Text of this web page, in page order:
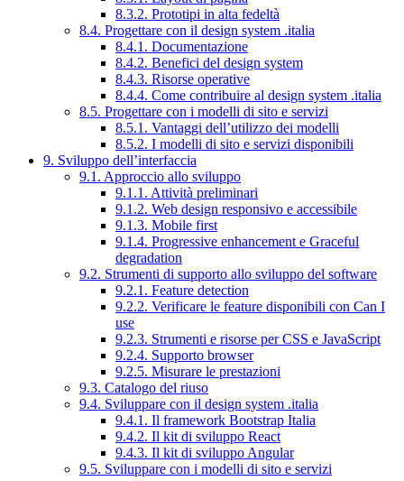
8.3.2. Prototipi in alta fedeltà
8.4. Progettare con il design system .italia
8.4.1. Documentazione
8.4.2. Benefici del design system
8.4.3. Risorse operative
8.4.4. Come contribuire al design system .italia
8.5. Progettare con i modelli di sito e servizi
8.5.1. Vantaggi dell’utilizzo dei modelli
8.5.2. I modelli di sito e servizi disponibili
9. Sviluppo dell’interfaccia
9.1. Approccio allo sviluppo
9.1.1. Attività preliminari
9.1.2. Web design responsivo e accessibile
9.1.3. Mobile first
9.1.4. Progressive enhancement e Graceful
degradation
9.2. Strumenti di supporto allo sviluppo del software
9.2.1. Feature detection
9.2.2. Verificare le feature disponibili con Can I
use
9.2.3. Strumenti e risorse per CSS e JavaScript
9.2.4. Supporto browser
9.2.5. Misurare le prestazioni
9.3. Catalogo del riuso
9.4. Sviluppare con il design system .italia
9.4.1. Il framework Bootstrap Italia
9.4.2. Il kit di sviluppo React
9.4.3. Il kit di sviluppo Angular
9.5. Sviluppare con i modelli di sito e servizi